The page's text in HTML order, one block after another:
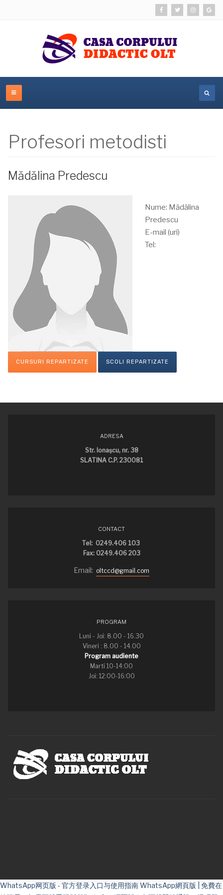
Profesori metodisti
Mădălina Predescu
Nume: Mădălina
Predescu
E-mail (uri)
Tel:
CURSURI REPARTIZATE SCOLI REPARTIZATE
ADRESA
Str. Ionaşcu, nr. 38
SLATINA C.P. 230081
CONTACT
Tel: 0249.406 103
Fax: 0249.406 203
Email: oltccd@gmail.com
PROGRAM
Luni - Joi: 8.00 - 16.30
Vineri : 8.00 - 14.00
Program audiente
Marti 10-14:00
Joi: 12:00-16:00
WhatsApp网页版 - 官方登录入口与使用指南WhatsApp網頁版 | 免費在